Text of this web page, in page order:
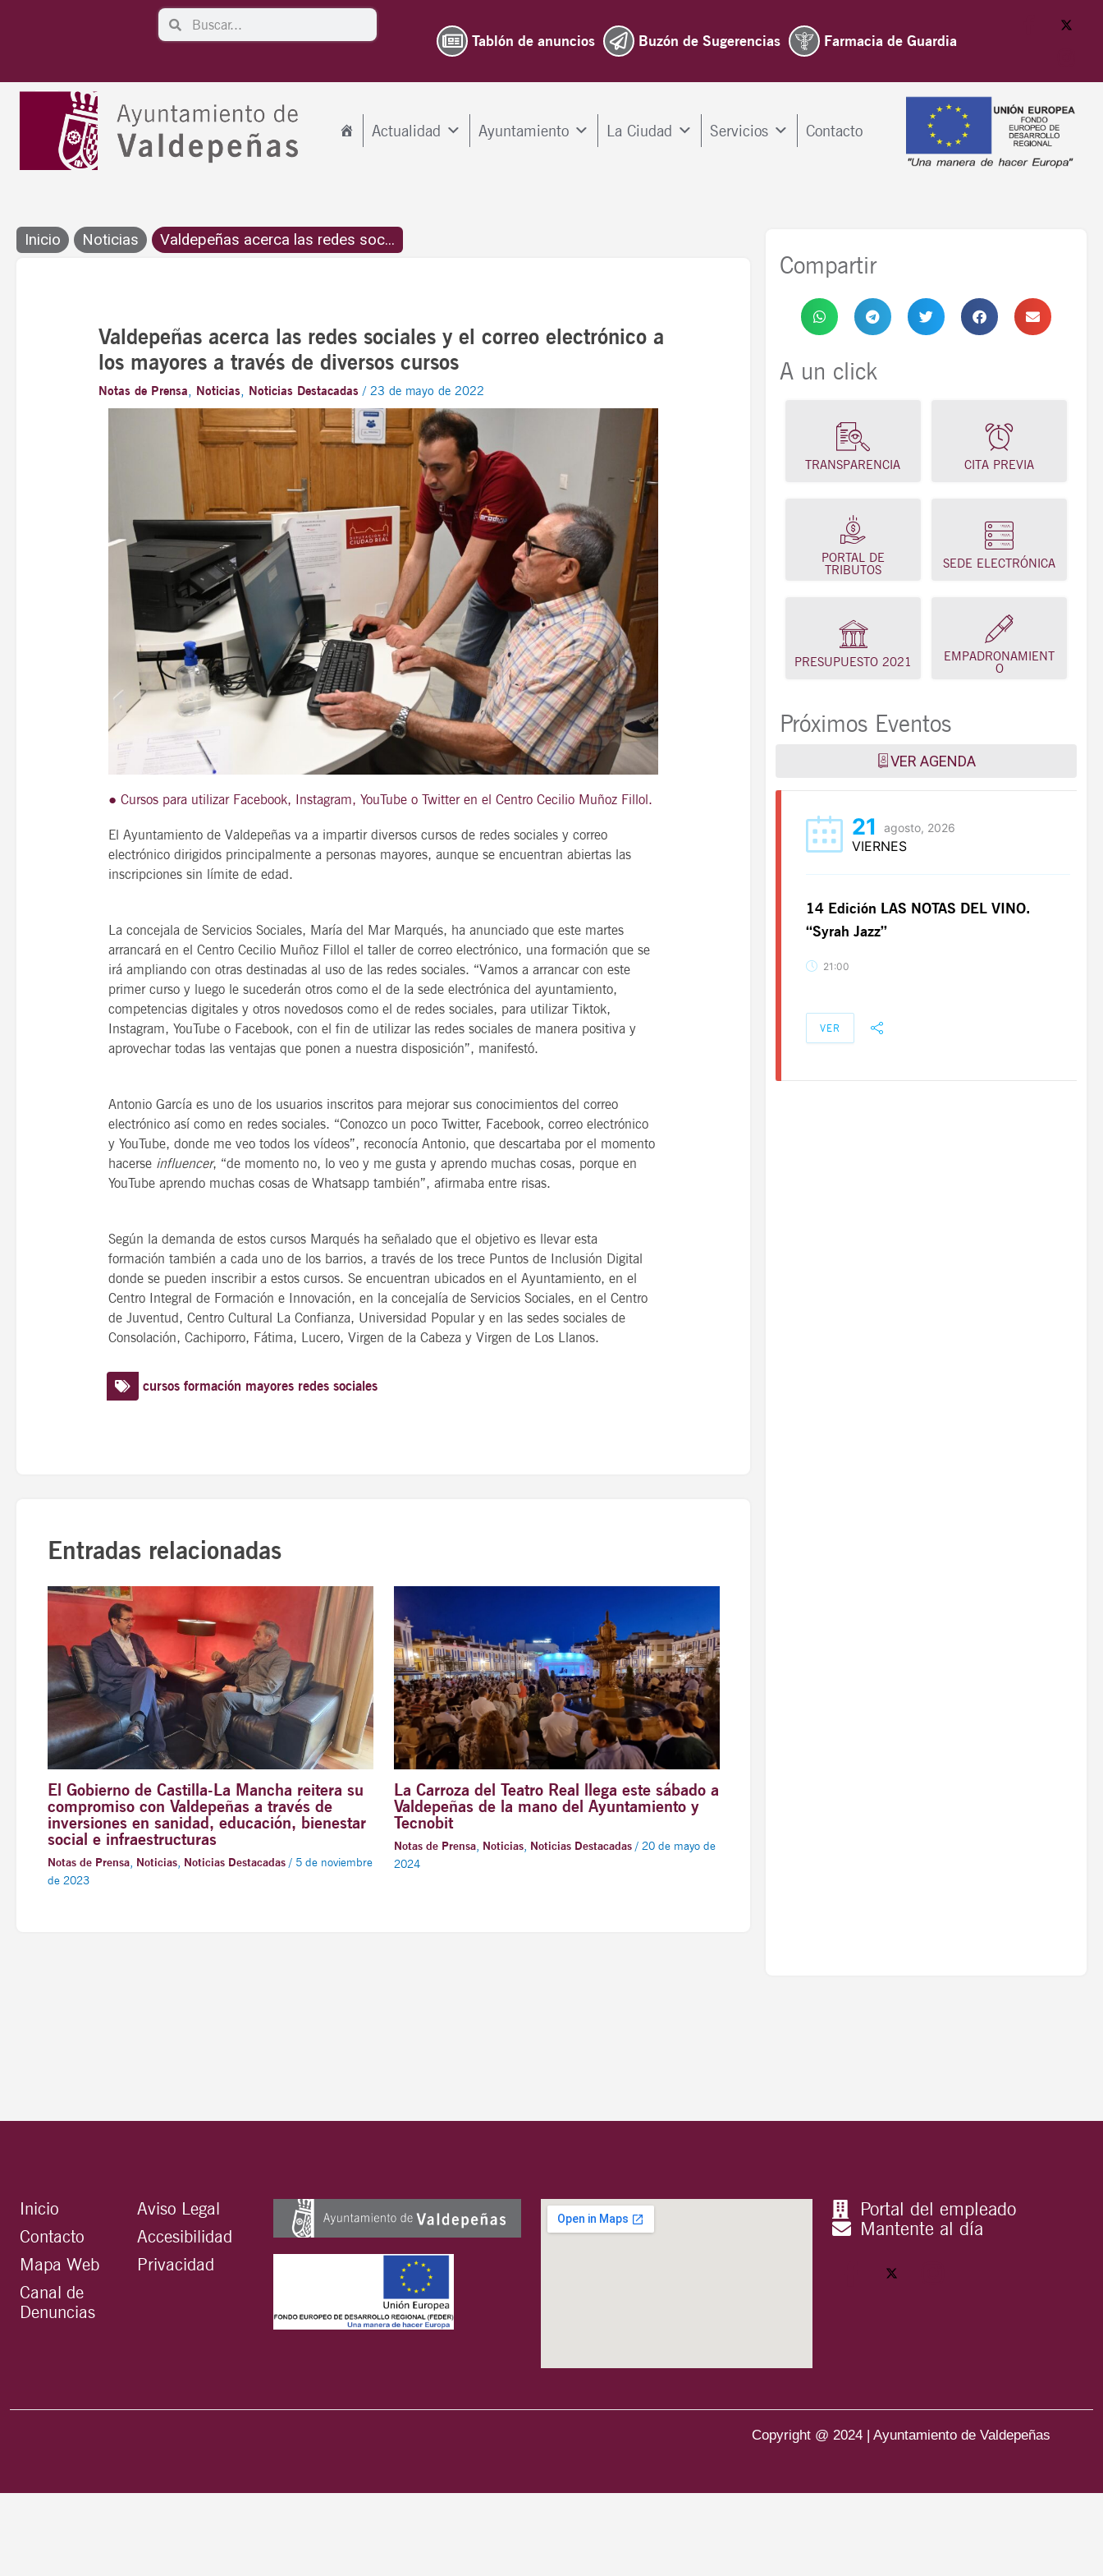
SearchSearch
Tablón de anuncios Buzón de Sugerencias Farmacia de Guardia
Actualidad Ayuntamiento La Ciudad Servicios Contacto
Inicio Noticias Valdepeñas acerca las redes soc...
Valdepeñas acerca las redes sociales y el correo electrónico a
los mayores a través de diversos cursos
Notas de Prensa, Noticias, Noticias Destacadas /23 de mayo de 2022
● Cursos para utilizar Facebook, Instagram, YouTube o Twitter en el Centro Cecilio Muñoz Fillol.
El Ayuntamiento de Valdepeñas va a impartir diversos cursos de redes sociales y correo
electrónico dirigidos principalmente a personas mayores, aunque se encuentran abiertas las
inscripciones sin límite de edad.
La concejala de Servicios Sociales, María del Mar Marqués, ha anunciado que este martes
arrancará en el Centro Cecilio Muñoz Fillol el taller de correo electrónico, una formación que se
irá ampliando con otras destinadas al uso de las redes sociales. “Vamos a arrancar con este
primer curso y luego le sucederán otros como el de la sede electrónica del ayuntamiento,
competencias digitales y otros novedosos como el de redes sociales, para utilizar Tiktok,
Instagram, YouTube o Facebook, con el fin de utilizar las redes sociales de manera positiva y
aprovechar todas las ventajas que ponen a nuestra disposición”, manifestó.
Antonio García es uno de los usuarios inscritos para mejorar sus conocimientos del correo
electrónico así como en redes sociales. “Conozco un poco Twitter, Facebook, correo electrónico
y YouTube, donde me veo todos los vídeos”, reconocía Antonio, que descartaba por el momento
hacerse influencer, “de momento no, lo veo y me gusta y aprendo muchas cosas, porque en
YouTube aprendo muchas cosas de Whatsapp también”, afirmaba entre risas.
Según la demanda de estos cursos Marqués ha señalado que el objetivo es llevar esta
formación también a cada uno de los barrios, a través de los trece Puntos de Inclusión Digital
donde se pueden inscribir a estos cursos. Se encuentran ubicados en el Ayuntamiento, en el
Centro Integral de Formación e Innovación, en la concejalía de Servicios Sociales, en el Centro
de Juventud, Centro Cultural La Confianza, Universidad Popular y en las sedes sociales de
Consolación, Cachiporro, Fátima, Lucero, Virgen de la Cabeza y Virgen de Los Llanos.
cursos formación mayores redes sociales
Entradas relacionadas
El Gobierno de Castilla-La Mancha reitera su
compromiso con Valdepeñas a través de
inversiones en sanidad, educación, bienestar
social e infraestructuras
Notas de Prensa, Noticias, Noticias Destacadas/ 5 de noviembre
de 2023
La Carroza del Teatro Real llega este sábado a
Valdepeñas de la mano del Ayuntamiento y
Tecnobit
Notas de Prensa, Noticias, Noticias Destacadas/ 20 de mayo de
2024
Compartir
A un click
TRANSPARENCIA CITA PREVIA
PORTAL DE
TRIBUTOS
SEDE ELECTRÓNICA
PRESUPUESTO 2021
EMPADRONAMIENT
O
Próximos Eventos
VER AGENDA
21 agosto, 2026
VIERNES
“Syrah Jazz”
21:00
VER
21
VIERNES
“Syrah Jazz”
21:00
VER
21 agosto, 2026
VIERNES
14 Edición LAS NOTAS DEL VINO.
“Syrah Jazz”
21:00
VER
Inicio
Contacto
Mapa Web
Canal de
Denuncias
Aviso Legal
Accesibilidad
Privacidad
Portal del empleado
Mantente al día
Copyright @ 2024 | Ayuntamiento de Valdepeñas